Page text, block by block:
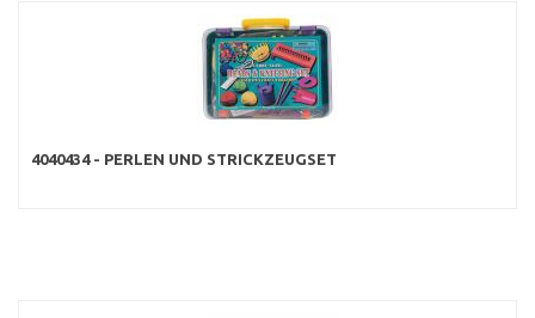
4040434 - PERLEN UND STRICKZEUGSET